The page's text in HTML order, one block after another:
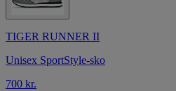
TIGER RUNNER II
Unisex SportStyle-sko
700 kr.